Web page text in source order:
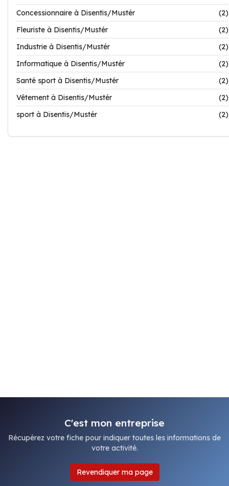
Concessionnaire à Disentis/Mustér
(2)
Fleuriste à Disentis/Mustér
(2)
Industrie à Disentis/Mustér
(2)
Informatique à Disentis/Mustér
(2)
Santé sport à Disentis/Mustér
(2)
Vêtement à Disentis/Mustér
(2)
sport à Disentis/Mustér
(2)
C'est mon entreprise
Récupérez votre fiche pour indiquer toutes les informations de
votre activité.
Revendiquer ma page